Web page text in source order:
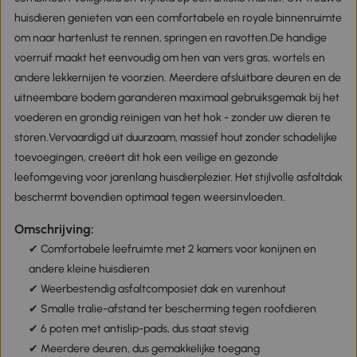
huisdieren genieten van een comfortabele en royale binnenruimte
om naar hartenlust te rennen, springen en ravotten.De handige
voerruif maakt het eenvoudig om hen van vers gras, wortels en
andere lekkernijen te voorzien. Meerdere afsluitbare deuren en de
uitneembare bodem garanderen maximaal gebruiksgemak bij het
voederen en grondig reinigen van het hok - zonder uw dieren te
storen.Vervaardigd uit duurzaam, massief hout zonder schadelijke
toevoegingen, creëert dit hok een veilige en gezonde
leefomgeving voor jarenlang huisdierplezier. Het stijlvolle asfaltdak
beschermt bovendien optimaal tegen weersinvloeden.
Omschrijving:
✔ Comfortabele leefruimte met 2 kamers voor konijnen en
andere kleine huisdieren
✔ Weerbestendig asfaltcomposiet dak en vurenhout
✔ Smalle tralie-afstand ter bescherming tegen roofdieren
✔ 6 poten met antislip-pads, dus staat stevig
✔ Meerdere deuren, dus gemakkelijke toegang